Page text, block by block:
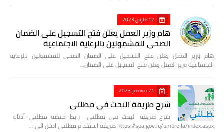
12 مارس 2023
هام وزير العمل يعلن فتح التسجيل على الضمان
الصحي للمشمولين بالرعاية الاجتماعية
هام وزير العمل يعلن فتح التسجيل على الضمان الصحي للمشمولين بالرعاية
الاجتماعية وزير العمل يعلن فتح التسجيل على الضمان…
21 ديسمبر 2023
شرح طريقة البحث في مظلتي
شرح طريقة البحث في مظلتي رابط منصة مظلتي أدناه
https://spa.gov.iq/umbrella/index.aspx طريقة استخدام مظلتي ادخل الى …